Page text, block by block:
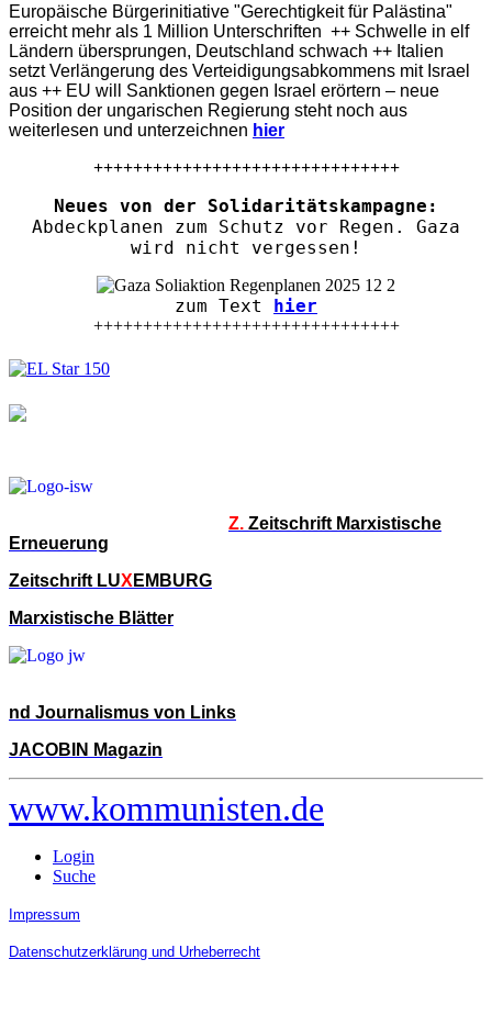
Europäische Bürgerinitiative "Gerechtigkeit für Palästina"
erreicht mehr als 1 Million Unterschriften ++ Schwelle in elf
Ländern übersprungen, Deutschland schwach ++ Italien
setzt Verlängerung des Verteidigungsabkommens mit Israel
aus ++ EU will Sanktionen gegen Israel erörtern – neue
Position der ungarischen Regierung steht noch aus
weiterlesen und unterzeichnen hier
+++++++++++++++++++++++++++++++
Neues von der Solidaritätskampagne:
Abdeckplanen zum Schutz vor Regen. Gaza
wird nicht vergessen!
zum Text hier
+++++++++++++++++++++++++++++++
Z. Zeitschrift Marxistische
Erneuerung
Zeitschrift LUX EMBURG
Marxistische Blätter
nd Journalismus von Links
JACOBIN Magazin
www.kommunisten.de
Login
Suche
Impressum
Datenschutzerklärung und Urheberrecht